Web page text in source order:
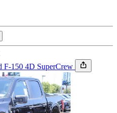
F-150 4D SuperCrew